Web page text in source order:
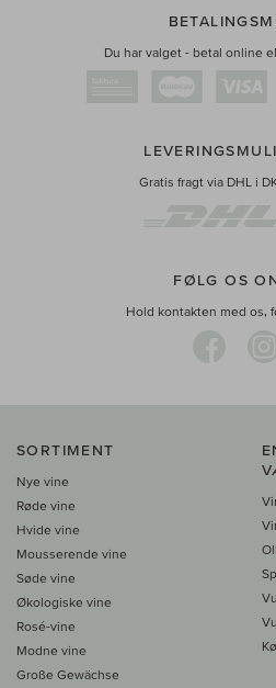
Du har valget - betal online
Gratis fragt via DHL i
FØLG OS
Hold kontakten med os,
SORTIMENT
Nye vine
Røde vine
Hvide vine
Mousserende vine
Søde vine
Økologiske vine
Rosé-vine
Modne vine
Große Gewächse